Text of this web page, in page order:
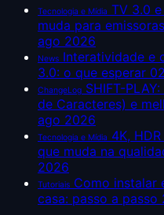
Tecnologia e Mídia TV 3.0
muda para
ago 2026
News Interatividade e
3.0: o que esperar
ChangeLog SHIFT-
de Caracteres) e
ago 2026
Tecnologia e Mídia 4K,
que muda na
2026
Tutoriais Como instalar
casa: passo a passo